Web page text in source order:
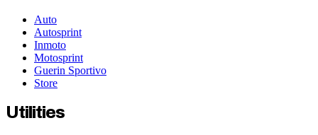
Auto
Autosprint
Inmoto
Motosprint
Guerin Sportivo
Store
Utilities